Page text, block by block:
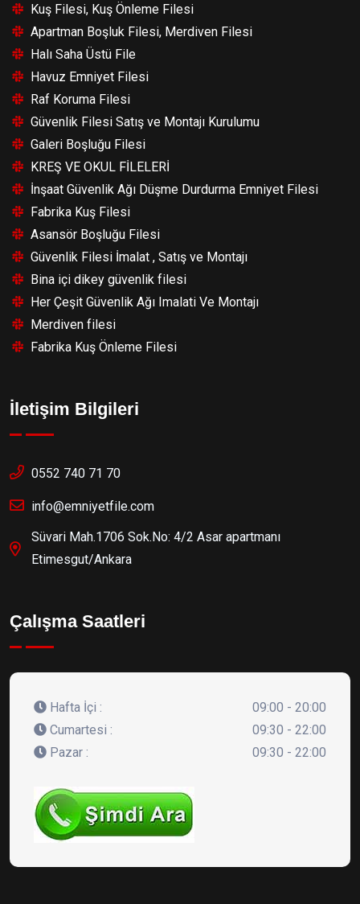
Kuş Filesi, Kuş Önleme Filesi
Apartman Boşluk Filesi, Merdiven Filesi
Halı Saha Üstü File
Havuz Emniyet Filesi
Raf Koruma Filesi
Güvenlik Filesi Satış ve Montajı Kurulumu
Galeri Boşluğu Filesi
KREŞ VE OKUL FİLELERİ
İnşaat Güvenlik Ağı Düşme Durdurma Emniyet Filesi
Fabrika Kuş Filesi
Asansör Boşluğu Filesi
Güvenlik Filesi İmalat , Satış ve Montajı
Bina içi dikey güvenlik filesi
Her Çeşit Güvenlik Ağı Imalati Ve Montajı
Merdiven filesi
Fabrika Kuş Önleme Filesi
İletişim Bilgileri
0552 740 71 70
info@emniyetfile.com
Süvari Mah.1706 Sok.No: 4/2 Asar apartmanı
Etimesgut/Ankara
Çalışma Saatleri
Hafta İçi :
09:00 - 20:00
Cumartesi :
09:30 - 22:00
Pazar :
09:30 - 22:00